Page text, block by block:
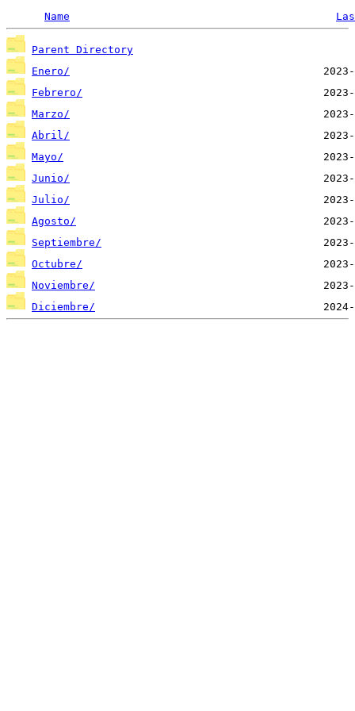
Name
Parent Directory
Enero/
Febrero/
Marzo/
Abril/
Mayo/
Junio/
Julio/
Agosto/
Septiembre/
Octubre/
Noviembre/
Diciembre/